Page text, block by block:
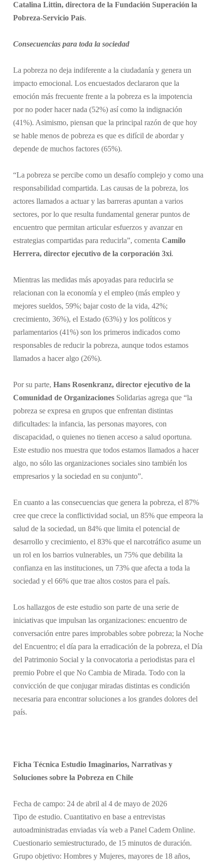
Catalina Littin, directora de la Fundación Superación la
Pobreza-Servicio País.
Consecuencias para toda la sociedad
La pobreza no deja indiferente a la ciudadanía y genera un
impacto emocional. Los encuestados declararon que la
emoción más frecuente frente a la pobreza es la impotencia
por no poder hacer nada (52%) así como la indignación
(41%). Asimismo, piensan que la principal razón de que hoy
se hable menos de pobreza es que es difícil de abordar y
depende de muchos factores (65%).
“La pobreza se percibe como un desafío complejo y como una
responsabilidad compartida. Las causas de la pobreza, los
actores llamados a actuar y las barreras apuntan a varios
sectores, por lo que resulta fundamental generar puntos de
encuentro que permitan articular esfuerzos y avanzar en
estrategias compartidas para reducirla”, comenta Camilo
Herrera, director ejecutivo de la corporación 3xi.
Mientras las medidas más apoyadas para reducirla se
relacionan con la economía y el empleo (más empleo y
mejores sueldos, 59%; bajar costo de la vida, 42%;
crecimiento, 36%), el Estado (63%) y los políticos y
parlamentarios (41%) son los primeros indicados como
responsables de reducir la pobreza, aunque todos estamos
llamados a hacer algo (26%).
Por su parte, Hans Rosenkranz, director ejecutivo de la
Comunidad de OrganizacionesSolidarias agrega que “la
pobreza se expresa en grupos que enfrentan distintas
dificultades: la infancia, las personas mayores, con
discapacidad, o quienes no tienen acceso a salud oportuna.
Este estudio nos muestra que todos estamos llamados a hacer
algo, no sólo las organizaciones sociales sino también los
empresarios y la sociedad en su conjunto”.
En cuanto a las consecuencias que genera la pobreza, el 87%
cree que crece la conflictividad social, un 85% que empeora la
salud de la sociedad, un 84% que limita el potencial de
desarrollo y crecimiento, el 83% que el narcotráfico asume un
un rol en los barrios vulnerables, un 75% que debilita la
confianza en las instituciones, un 73% que afecta a toda la
sociedad y el 66% que trae altos costos para el país.
Los hallazgos de este estudio son parte de una serie de
iniciativas que impulsan las organizaciones: encuentro de
conversación entre pares improbables sobre pobreza; la Noche
del Encuentro; el día para la erradicación de la pobreza, el Día
del Patrimonio Social y la convocatoria a periodistas para el
premio Pobre el que No Cambia de Mirada. Todo con la
convicción de que conjugar miradas distintas es condición
necesaria para encontrar soluciones a los grandes dolores del
país.
Ficha Técnica Estudio Imaginarios, Narrativas y
Soluciones sobre la Pobreza en Chile
Fecha de campo: 24 de abril al 4 de mayo de 2026
Tipo de estudio. Cuantitativo en base a entrevistas
autoadministradas enviadas vía web a Panel Cadem Online.
Cuestionario semiestructurado, de 15 minutos de duración.
Grupo objetivo: Hombres y Mujeres, mayores de 18 años,